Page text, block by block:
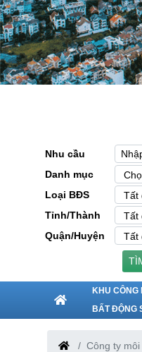
Nhu cầu
Danh mục
Loại BĐS
Tỉnh/Thành
Quận/Huyện
KHU CÔNG
BẤT ĐỘNG
Công ty